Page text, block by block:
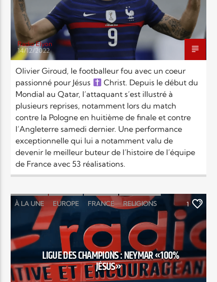
Radio Elyon
14/12/2022
Olivier Giroud, le footballeur fou avec un coeur
passionné pour Jésus
Christ. Depuis le début du
Mondial au Qatar, l’attaquant s’est illustré à
plusieurs reprises, notamment lors du match
contre la Pologne en huitième de finale et contre
l’Angleterre samedi dernier. Une performance
exceptionnelle qui lui a notamment valu de
devenir le meilleur buteur de l’histoire de l’équipe
de France avec 53 réalisations.
À LA UNE EUROPE FRANCE RELIGIONS
SOCIÉTÉ SPORT
1
LIGUE DES CHAMPIONS : NEYMAR «100%
JÉSUS»